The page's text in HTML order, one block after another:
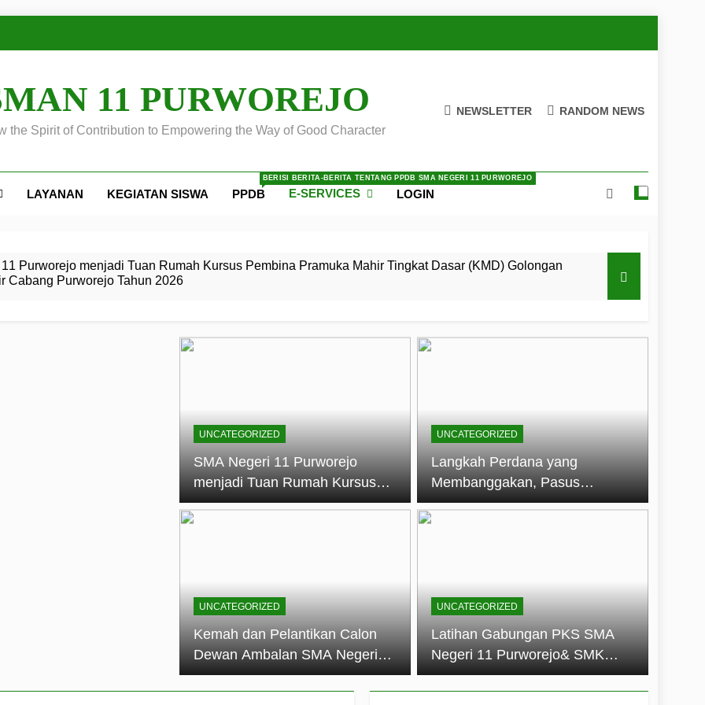
11 PURWOREJO
the Spirit of Contribution to Empowering the Way of Good Character
NEWSLETTER RANDOM NEWS
LAYANAN KEGIATAN SISWA PPDB
BERISI BERITA-BERITA TENTANG PPDB SMA NEGERI 11 PURWOREJO
E-SERVICES LOGIN
Purworejo menjadi Tuan Rumah Kursus Pembina Pramuka Mahir Tingkat Dasar (KMD) Golongan
Cabang Purworejo Tahun 2026
Calon Dewan Ambalan SMA Negeri 11 Purworejo: Membentuk Jiwa Kepemimpinan, Disiplin,
11 Purworejo Sukses Gelar LPBB Jatayudha Open 2 Tahun 2026
Tingkat
Gugus Depan
di LKBB
oleh Pasukan Khusus
11
Negeri 11 Purworejo
menjadi lokasi pelaksanaan
UNCATEGORIZED
SMA Negeri 11 Purworejo
menjadi Tuan Rumah Kursus
Pembina Pramuka Mahir
UNCATEGORIZED
Langkah Perdana yang
Membanggakan, Pasus
Jatayudha Ukir Prestasi di
UNCATEGORIZED
Kemah dan Pelantikan Calon
Dewan Ambalan SMA Negeri
11 Purworejo: Membentuk Jiwa
Kepemimpinan, Disiplin, dan
UNCATEGORIZED
Latihan Gabungan PKS SMA
Negeri 11 Purworejo& SMK
Negeri 6 Purworejo:
Membangun Disiplin,